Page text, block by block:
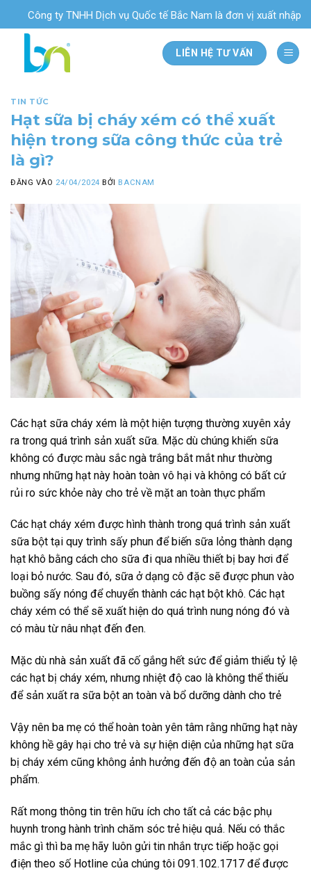
qua
Công ty TNHH Dịch vụ Quốc tế Bắc Nam là đơn vị xuất nhập
LIÊN HỆ TƯ VẤN
TIN TỨC
Hạt sữa bị cháy xém có thể xuất
hiện trong sữa công thức của trẻ
là gì?
ĐĂNG VÀO 24/04/2024 BỞI BACNAM
Các hạt sữa cháy xém là một hiện tượng thường xuyên xảy
ra trong quá trình sản xuất sữa. Mặc dù chúng khiến sữa
không có được màu sắc ngà trắng bắt mắt như thường
nhưng những hạt này hoàn toàn vô hại và không có bất cứ
rủi ro sức khỏe này cho trẻ về mặt an toàn thực phẩm
Các hạt cháy xém được hình thành trong quá trình sản xuất
sữa bột tại quy trình sấy phun để biến sữa lỏng thành dạng
hạt khô bằng cách cho sữa đi qua nhiều thiết bị bay hơi để
loại bỏ nước. Sau đó, sữa ở dạng cô đặc sẽ được phun vào
buồng sấy nóng để chuyển thành các hạt bột khô. Các hạt
cháy xém có thể sẽ xuất hiện do quá trình nung nóng đó và
có màu từ nâu nhạt đến đen.
Mặc dù nhà sản xuất đã cố gắng hết sức để giảm thiểu tỷ lệ
các hạt bị cháy xém, nhưng nhiệt độ cao là không thể thiếu
để sản xuất ra sữa bột an toàn và bổ dưỡng dành cho trẻ
Vậy nên ba mẹ có thể hoàn toàn yên tâm rằng những hạt này
không hề gây hại cho trẻ và sự hiện diện của những hạt sữa
bị cháy xém cũng không ảnh hưởng đến độ an toàn của sản
phẩm.
Rất mong thông tin trên hữu ích cho tất cả các bậc phụ
huynh trong hành trình chăm sóc trẻ hiệu quả. Nếu có thắc
mắc gì thì ba mẹ hãy luôn gửi tin nhắn trực tiếp hoặc gọi
điện theo số Hotline của chúng tôi 091.102.1717 để được